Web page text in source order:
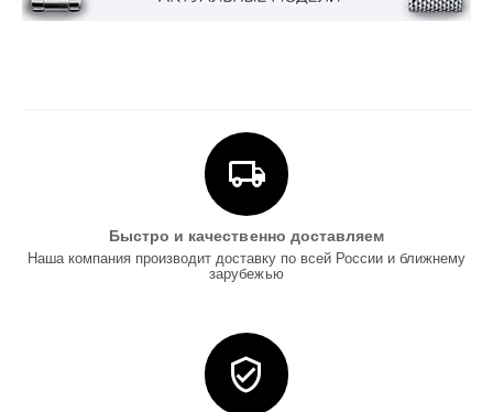
Быстро и качественно доставляем
Наша компания производит доставку по всей России и ближнему
зарубежью